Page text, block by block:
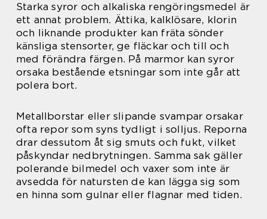
Starka syror och alkaliska rengöringsmedel är
ett annat problem. Ättika, kalklösare, klorin
och liknande produkter kan fräta sönder
känsliga stensorter, ge fläckar och till och
med förändra färgen. På marmor kan syror
orsaka bestående etsningar som inte går att
polera bort.
Metallborstar eller slipande svampar orsakar
ofta repor som syns tydligt i solljus. Reporna
drar dessutom åt sig smuts och fukt, vilket
påskyndar nedbrytningen. Samma sak gäller
polerande bilmedel och vaxer som inte är
avsedda för natursten de kan lägga sig som
en hinna som gulnar eller flagnar med tiden.